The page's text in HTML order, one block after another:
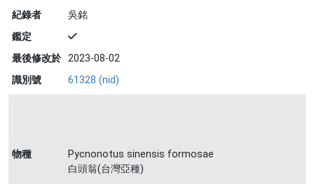
紀錄者
吳銘
鑑定
最後修改於 2023-08-02
識別號
61328 (nid)
物種
Pycnonotus sinensis formosae
白頭翁(台灣亞種)